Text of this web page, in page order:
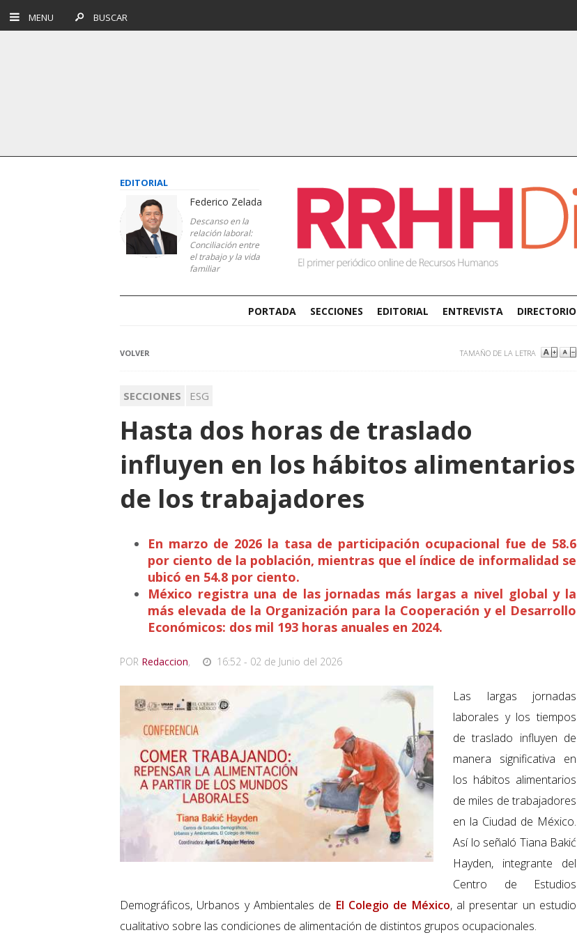
MENU BUSCAR
EDITORIAL
Federico Zelada
Descanso en la
relación laboral:
Conciliación entre
el trabajo y la vida
familiar
PORTADA SECCIONES EDITORIAL ENTREVISTA DIRECTORIO
VOLVER TAMAÑO DE LA LETRA
SECCIONES ESG
Hasta dos horas de traslado
influyen en los hábitos alimentarios
de los trabajadores
En marzo de 2026 la tasa de participación ocupacional fue de 58.6
por ciento de la población, mientras que el índice de informalidad se
ubicó en 54.8 por ciento.
México registra una de las jornadas más largas a nivel global y la
más elevada de la Organización para la Cooperación y el Desarrollo
Económicos: dos mil 193 horas anuales en 2024.
POR Redaccion, 16:52 - 02 de Junio del 2026
Las largas jornadas
laborales y los tiempos
de traslado influyen de
manera significativa en
los hábitos alimentarios
de miles de trabajadores
en la Ciudad de México.
Así lo señaló Tiana Bakić
Hayden, integrante del
Centro de Estudios
Demográficos, Urbanos y Ambientales de El Colegio de México, al presentar un estudio
cualitativo sobre las condiciones de alimentación de distintos grupos ocupacionales.